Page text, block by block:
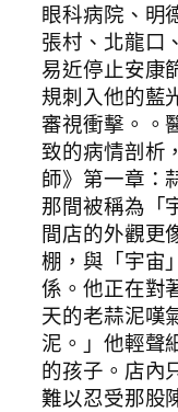
眼科病院、明
張村、北龍口
易近停止安康
規刺入他的藍
審視衝擊。。
致的病情剖析
師》第一章：
那間被稱為「
間店的外觀更
棚，與「宇宙
係。他正在對
天的老蒜泥嘆
泥。」他輕聲
的孩子。店內
難以忍受那股